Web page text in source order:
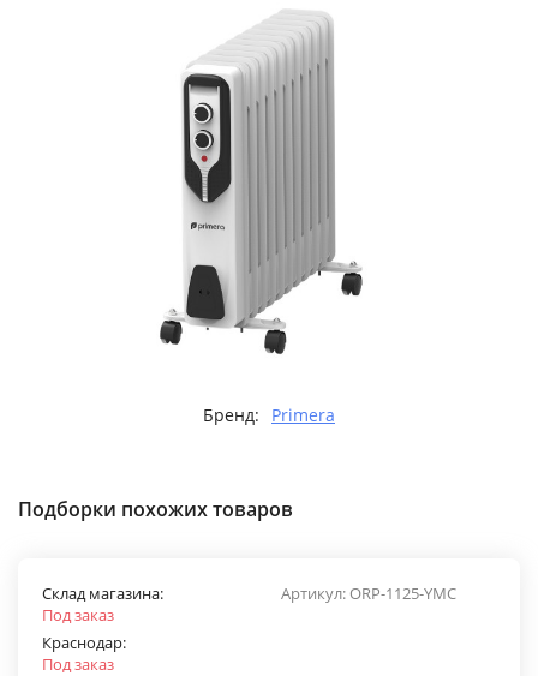
Бренд: Primera
Подборки похожих товаров
Артикул:ORP-1125-YMC
Склад магазина:
Под заказ
Краснодар:
Под заказ